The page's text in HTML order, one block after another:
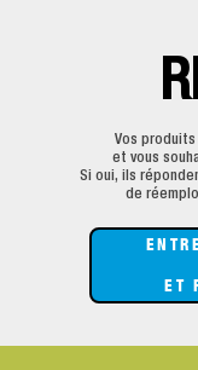
Vos
et vous
Si oui, ils
de
ET